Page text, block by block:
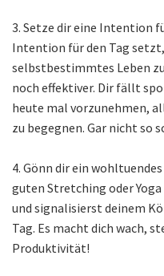
3. Setze dir eine Intention
Intention für den Tag
selbstbestimmtes Leben
noch effektiver. Dir fällt
heute mal vorzunehmen,
zu begegnen. Gar nicht so
4. Gönn dir ein
guten Stretching oder
und signalisierst deinem
Tag. Es macht dich wach,
Produktivität!